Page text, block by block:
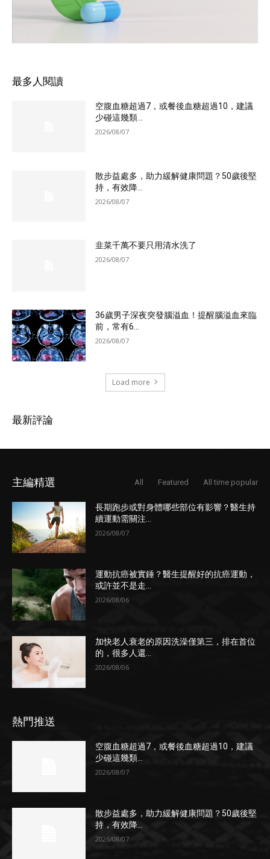
最多人閱讀
空腹血糖超過7，或餐後血糖超過10，建議
少碰這幾類...
2026/08/07
散步益處多，助力緩解健康問題？50歲後堅
持，有效降...
2026/08/07
韭菜千萬不要只用清水洗了
2026/08/07
36歲男子深夜突發腦溢血！提醒腦溢血來臨
前，常有6...
2026/08/07
Load more
最新評論
主編精選 All Featured All time popular
長期跑步或對身體哪些部位有影響？醫生持
續運動需關注...
2026/08/07
運動抗癌被實錘？醫生提醒好的抗癌運動，
或許並不是走...
2026/08/06
加快老人衰老的原因洗澡僅第三，排在首位
的，很多人還...
2026/08/06
熱門推送
空腹血糖超過7，或餐後血糖超過10，建議
少碰這幾類...
2026/08/07
散步益處多，助力緩解健康問題？50歲後堅
持，有效降...
2026/08/07